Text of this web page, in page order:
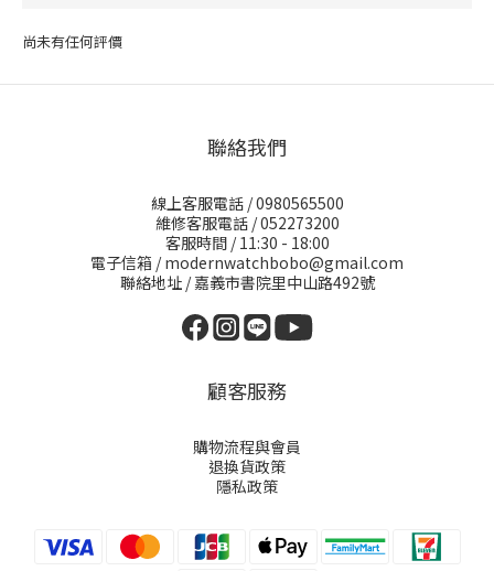
尚未有任何評價
聯絡我們
線上客服電話 / 0980565500
維修客服電話 / 052273200
客服時間 / 11:30 - 18:00
電子信箱 / modernwatchbobo@gmail.com
聯絡地址 / 嘉義市書院里中山路492號
顧客服務
購物流程與會員
退換貨政策
隱私政策